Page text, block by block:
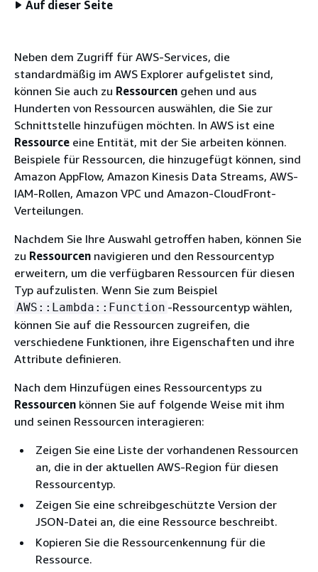
Auf dieser Seite
Neben dem Zugriff für AWS-Services, die
standardmäßig im AWS Explorer aufgelistet sind,
können Sie auch zu Ressourcen gehen und aus
Hunderten von Ressourcen auswählen, die Sie zur
Schnittstelle hinzufügen möchten. In AWS ist eine
Ressource eine Entität, mit der Sie arbeiten können.
Beispiele für Ressourcen, die hinzugefügt können, sind
Amazon AppFlow, Amazon Kinesis Data Streams, AWS-
IAM-Rollen, Amazon VPC und Amazon-CloudFront-
Verteilungen.
Nachdem Sie Ihre Auswahl getroffen haben, können Sie
zu Ressourcen navigieren und den Ressourcentyp
erweitern, um die verfügbaren Ressourcen für diesen
Typ aufzulisten. Wenn Sie zum Beispiel
AWS::Lambda::Function -Ressourcentyp wählen,
können Sie auf die Ressourcen zugreifen, die
verschiedene Funktionen, ihre Eigenschaften und ihre
Attribute definieren.
Nach dem Hinzufügen eines Ressourcentyps zu
Ressourcen können Sie auf folgende Weise mit ihm
und seinen Ressourcen interagieren:
Zeigen Sie eine Liste der vorhandenen Ressourcen
an, die in der aktuellen AWS-Region für diesen
Ressourcentyp.
Zeigen Sie eine schreibgeschützte Version der
JSON-Datei an, die eine Ressource beschreibt.
Kopieren Sie die Ressourcenkennung für die
Ressource.